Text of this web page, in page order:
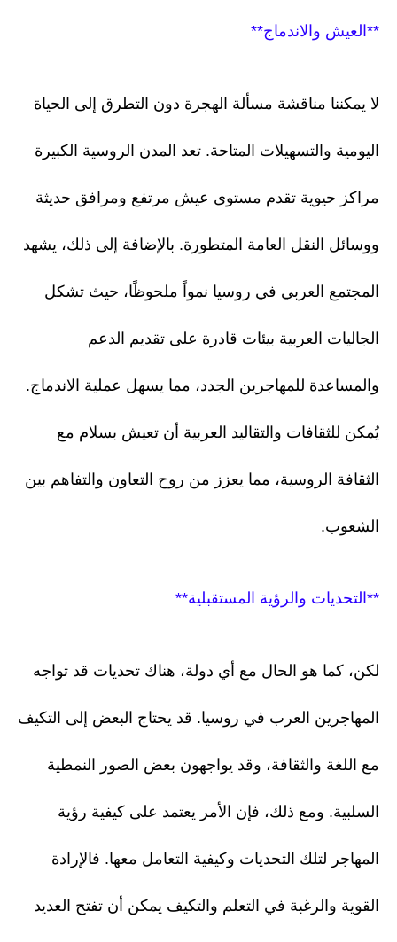
**العيش والاندماج**
لا يمكننا مناقشة مسألة الهجرة دون التطرق إلى الحياة
اليومية والتسهيلات المتاحة. تعد المدن الروسية الكبيرة
مراكز حيوية تقدم مستوى عيش مرتفع ومرافق حديثة
ووسائل النقل العامة المتطورة. بالإضافة إلى ذلك، يشهد
المجتمع العربي في روسيا نمواً ملحوظًا، حيث تشكل
الجاليات العربية بيئات قادرة على تقديم الدعم
والمساعدة للمهاجرين الجدد، مما يسهل عملية الاندماج.
يُمكن للثقافات والتقاليد العربية أن تعيش بسلام مع
الثقافة الروسية، مما يعزز من روح التعاون والتفاهم بين
الشعوب.
**التحديات والرؤية المستقبلية**
لكن، كما هو الحال مع أي دولة، هناك تحديات قد تواجه
المهاجرين العرب في روسيا. قد يحتاج البعض إلى التكيف
مع اللغة والثقافة، وقد يواجهون بعض الصور النمطية
السلبية. ومع ذلك، فإن الأمر يعتمد على كيفية رؤية
المهاجر لتلك التحديات وكيفية التعامل معها. فالإرادة
القوية والرغبة في التعلم والتكيف يمكن أن تفتح العديد